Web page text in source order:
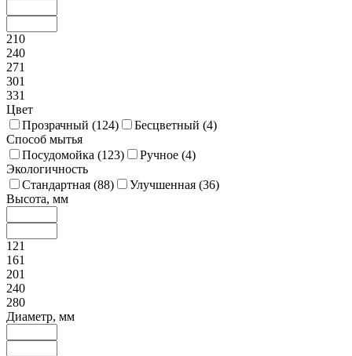
210
240
271
301
331
Цвет
Прозрачный (124) Бесцветный (4)
Способ мытья
Посудомойка (123) Ручное (4)
Экологичность
Стандартная (88) Улучшенная (36)
Высота, мм
121
161
201
240
280
Диаметр, мм